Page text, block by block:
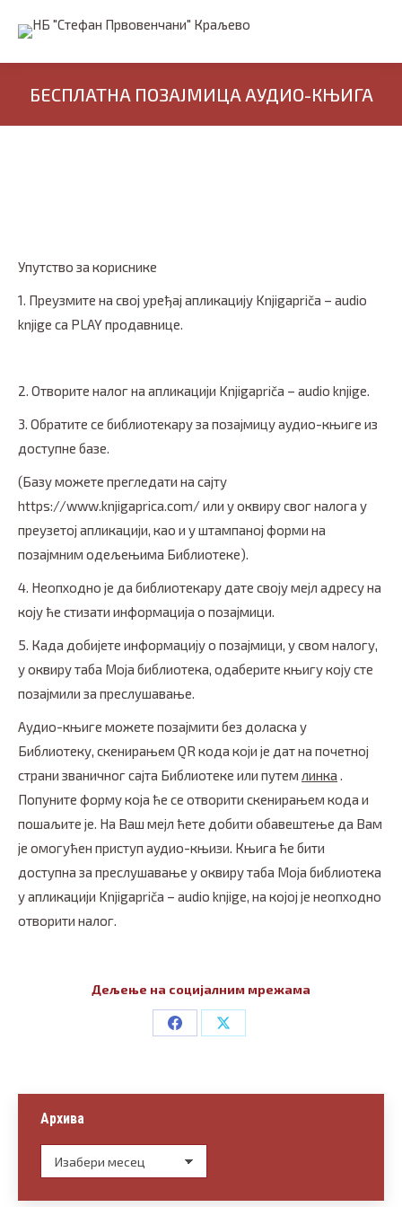
БЕСПЛАТНА ПОЗАЈМИЦА АУДИО-КЊИГА
Упутство за кориснике
1. Преузмите на свој уређај апликацију Knjigapriča – audio
knjige са PLAY продавнице.
2. Отворите налог на апликацији Knjigapriča – audio knjige.
3. Обратите се библиотекару за позајмицу аудио-књиге из
доступне базе.
(Базу можете прегледати на сајту
https://www.knjigaprica.com/ или у оквиру свог налога у
преузетој апликацији, као и у штампаној форми на
позајмним одељењима Библиотеке).
4. Неопходно је да библиотекару дате своју мејл адресу на
коју ће стизати информација о позајмици.
5. Када добијете информацију о позајмици, у свом налогу,
у оквиру таба Моја библиотека, одаберите књигу коју сте
позајмили за преслушавање.
Аудио-књиге можете позајмити без доласка у
Библиотеку, скенирањем QR кода који је дат на почетној
страни званичног сајта Библиотеке или путем линка .
Попуните форму која ће се отворити скенирањем кода и
пошаљите је. На Ваш мејл ћете добити обавештење да Вам
је омогућен приступ аудио-књизи. Књига ће бити
доступна за преслушавање у оквиру таба Моја библиотека
у апликацији Knjigapriča – audio knjige, на којој је неопходно
отворити налог.
Дељење на социјалним мрежама
Share
Share
Архива
Архива